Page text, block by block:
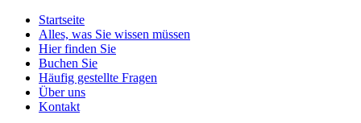
Startseite
Alles, was Sie wissen müssen
Hier finden Sie
Buchen Sie
Häufig gestellte Fragen
Über uns
Kontakt